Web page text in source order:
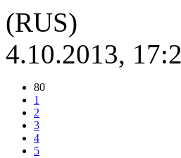
(RUS)
4.10.2013,
80
1
2
3
4
5